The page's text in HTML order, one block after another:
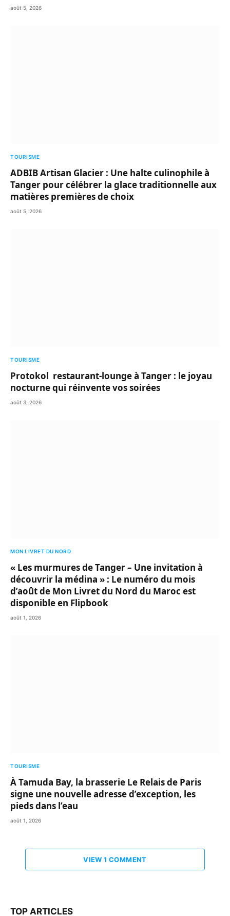
août 5, 2026
TOURISME
ADBIB Artisan Glacier : Une halte culinophile à
Tanger pour célébrer la glace traditionnelle aux
matières premières de choix
août 5, 2026
TOURISME
Protokol restaurant-lounge à Tanger : le joyau
nocturne qui réinvente vos soirées
août 3, 2026
MON LIVRET DU NORD
« Les murmures de Tanger – Une invitation à
découvrir la médina » : Le numéro du mois
d’août de Mon Livret du Nord du Maroc est
disponible en Flipbook
août 1, 2026
TOURISME
À Tamuda Bay, la brasserie Le Relais de Paris
signe une nouvelle adresse d’exception, les
pieds dans l’eau
août 1, 2026
VIEW 1 COMMENT
TOP ARTICLES